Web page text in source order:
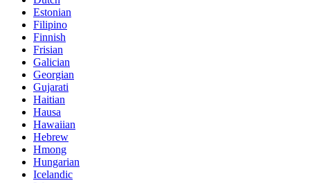
Estonian
Filipino
Finnish
Frisian
Galician
Georgian
Gujarati
Haitian
Hausa
Hawaiian
Hebrew
Hmong
Hungarian
Icelandic